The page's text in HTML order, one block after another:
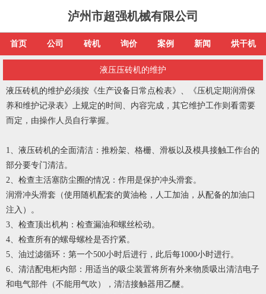
泸州市超强机械有限公司
首页 公司 砖机 询价 案例 新闻 烘干机
液压压砖机的维护
液压砖机的维护必须按《生产设备日常点检表》、《压机定期润滑保
养和维护记录表》上规定的时间、内容完成，其它维护工作则看需要
而定，由操作人员自行掌握。
1、液压砖机的全面清洁：推粉架、格栅、滑板以及模具接触工作台的
部分要专门清洁。
2、检查主活塞防尘圈的情况：作用是保护冲头滑套。
润滑冲头滑套（使用随机配套的黄油枪，人工加油，从配备的加油口
注入）。
3、检查顶出机构：检查漏油和螺丝松动。
4、检查所有的螺母螺栓是否拧紧。
5、油过滤循环：第一个500小时后进行，此后每1000小时进行。
6、清洁配电柜内部：用适当的吸尘装置将所有外来物质吸出清洁电子
和电气部件（不能用气吹），清洁接触器用乙醚。